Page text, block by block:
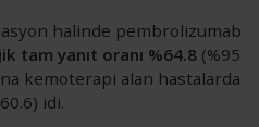
halinde pembrolizumab
tam yanıt oranı %64.8 (%95
kemoterapi alan hastalarda
idi.